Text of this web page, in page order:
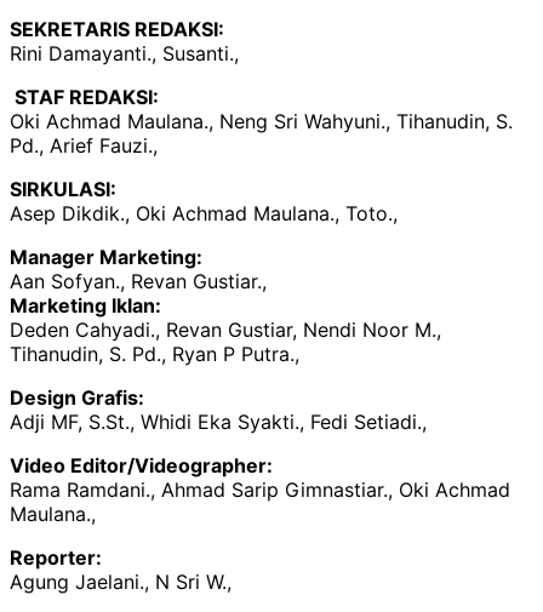
SEKRETARIS REDAKSI:
Rini Damayanti., Susanti.,
STAF REDAKSI:
Oki Achmad Maulana., Neng Sri Wahyuni., Tihanudin, S.
Pd., Arief Fauzi.,
SIRKULASI:
Asep Dikdik., Oki Achmad Maulana., Toto.,
Manager Marketing:
Aan Sofyan., Revan Gustiar.,
Marketing Iklan:
Deden Cahyadi., Revan Gustiar, Nendi Noor M.,
Tihanudin, S. Pd., Ryan P Putra.,
Design Grafis:
Adji MF, S.St., Whidi Eka Syakti., Fedi Setiadi.,
Video Editor/Videographer:
Rama Ramdani., Ahmad Sarip Gimnastiar., Oki Achmad
Maulana.,
Reporter:
Agung Jaelani., N Sri W.,